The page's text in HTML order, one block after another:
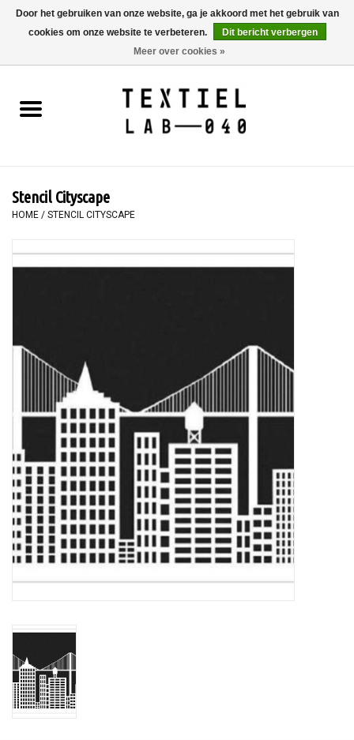
0 Artikelen - €0,00
BOEKEN
SCHILDEREN
TEXTIEL
Stencil Cityscape
HOME / STENCIL CITYSCAPE
Door het gebruiken van onze website, ga je akkoord met het gebruik van
cookies om onze website te verbeteren.
Dit bericht verbergen
Meer over cookies »